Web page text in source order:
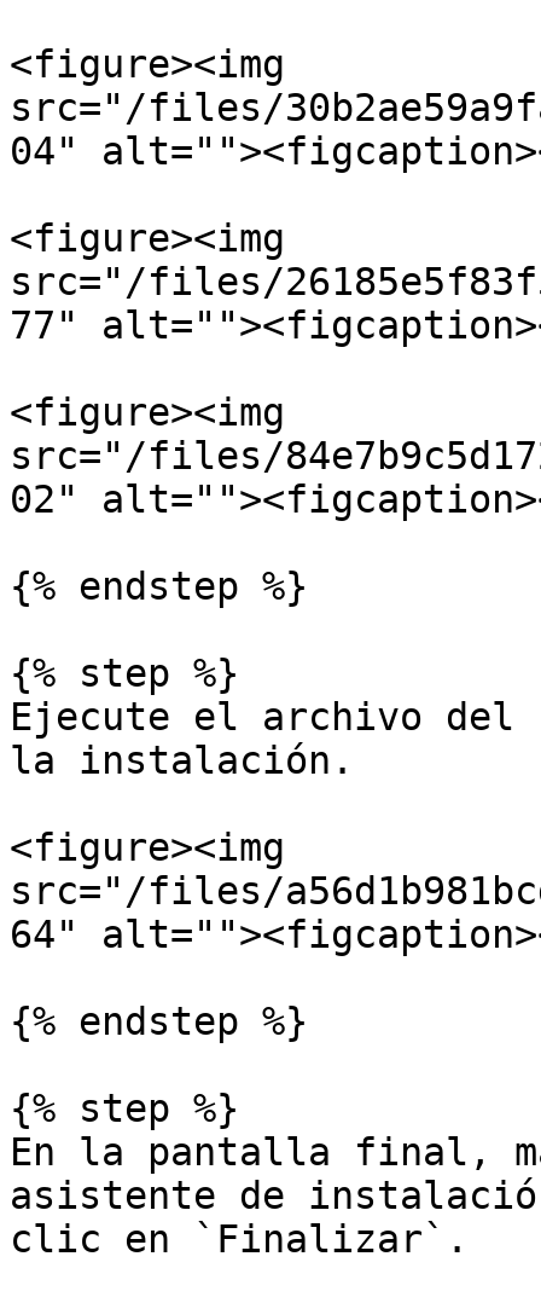
<figure><img
src="/files/
04"
<figure><img
src="/files/
77"
<figure><img
src="/files/
02"
{% endstep %}
{% step %}
Ejecute el archivo del
la instalación.
<figure><img
src="/files/
64"
{% endstep %}
{% step %}
En la pantalla final,
asistente de
clic en `Finalizar`.